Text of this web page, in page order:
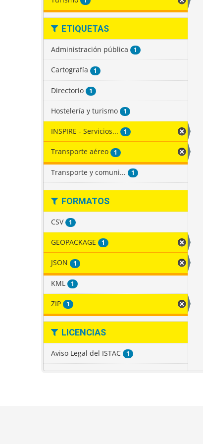
ETIQUETAS
Administración pública 1
Cartografía 1
Directorio 1
Hostelería y turismo 1
INSPIRE - Servicios... 1
Transporte aéreo 1
Transporte y comuni... 1
FORMATOS
CSV 1
GEOPACKAGE 1
JSON 1
KML 1
ZIP 1
LICENCIAS
Aviso Legal del ISTAC 1